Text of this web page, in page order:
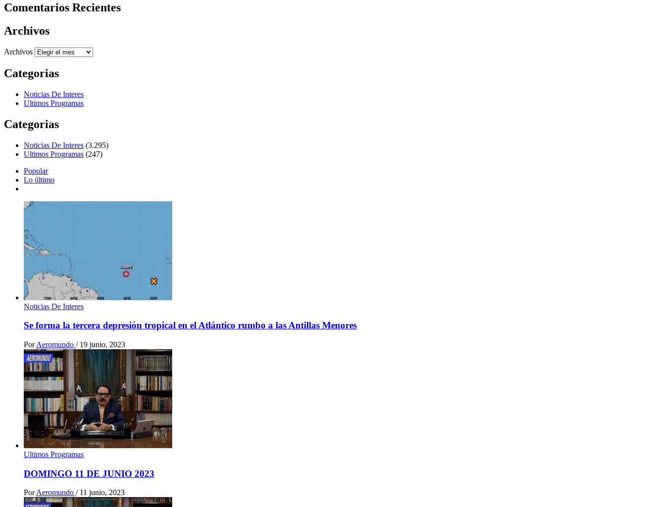
Comentarios Recientes
Archivos
Archivos
Categorias
Noticias De Interes
Ultimos Programas
Categorias
Noticias De Interes (3.295)
Ultimos Programas (247)
Popular
Lo último
Noticias De Interes
Se forma la tercera depresión tropical en el Atlántico rumbo a las Antillas Menores
Por Aeromundo / 19 junio, 2023
Ultimos Programas
DOMINGO 11 DE JUNIO 2023
PorAeromundo / 11 junio, 2023